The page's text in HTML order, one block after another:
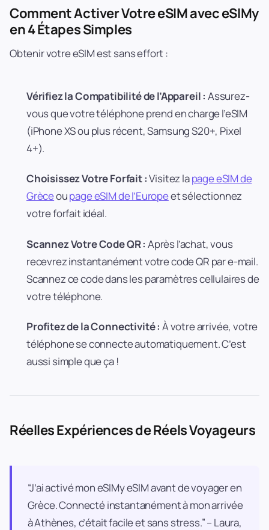
Comment Activer Votre eSIM avec eSIMy
en 4 Étapes Simples
Obtenir votre eSIM est sans effort :
Vérifiez la Compatibilité de l’Appareil : Assurez-
vous que votre téléphone prend en charge l’eSIM
(iPhone XS ou plus récent, Samsung S20+, Pixel
4+).
Choisissez Votre Forfait :Visitez lapage eSIM de
Grèceoupage eSIM de l’Europeet sélectionnez
votre forfait idéal.
Scannez Votre Code QR : Après l’achat, vous
recevrez instantanément votre code QR par e-mail.
Scannez ce code dans les paramètres cellulaires de
votre téléphone.
Profitez de la Connectivité : À votre arrivée, votre
téléphone se connecte automatiquement. C’est
aussi simple que ça !
Réelles Expériences de Réels Voyageurs
“J’ai activé mon eSIMy eSIM avant de voyager en
Grèce. Connecté instantanément à mon arrivée
à Athènes, c’était facile et sans stress.” – Laura,